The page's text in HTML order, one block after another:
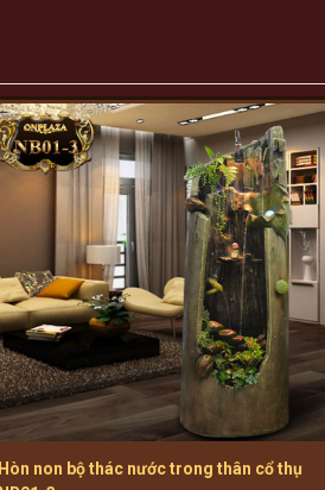
Hòn non bộ thác nước trong thân cổ thụ